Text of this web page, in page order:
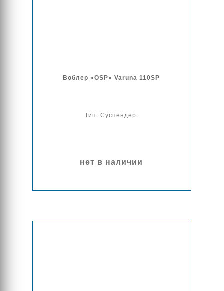
Воблер «OSP» Varuna 110SP
Тип: Суспендер.
нет в наличии